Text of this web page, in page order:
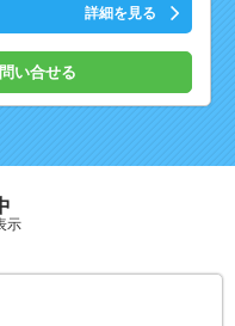
詳細を見る
い合せる
示